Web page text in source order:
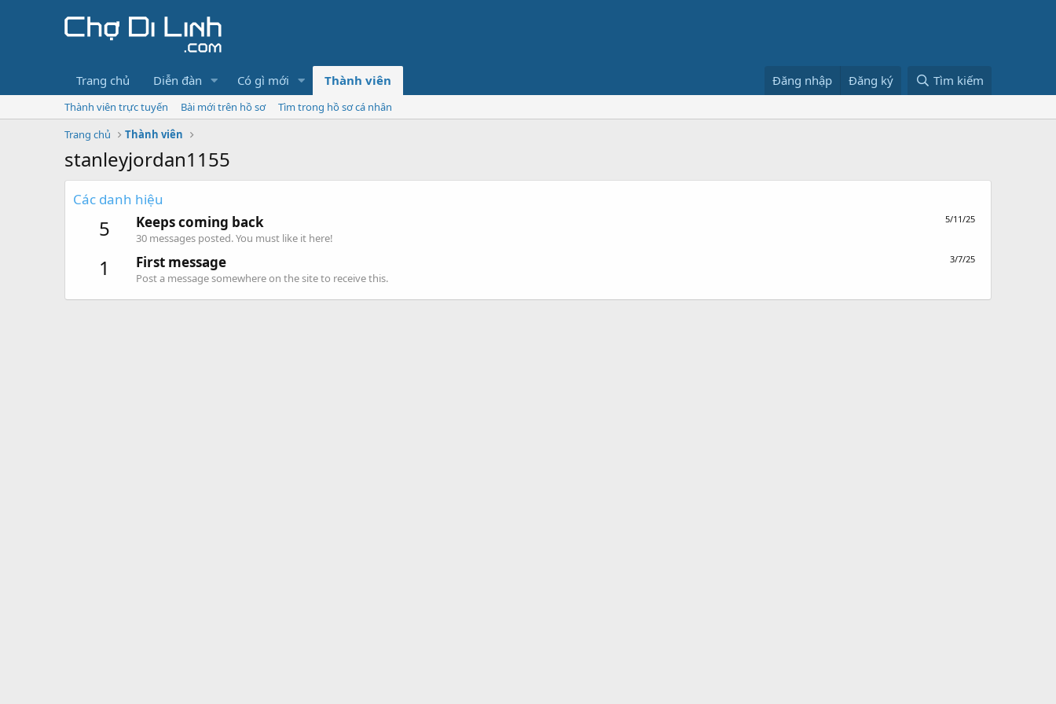
Trang chủ Diễn đàn Có gì mới Thành viên Đăng nhập Đăng ký Tìm kiếm
Thành viên trực tuyến Bài mới trên hồ sơ
Tìm trong hồ sơ cá nhân
Trang chủ
Thành viên
stanleyjordan1155
Các danh hiệu
5 5/11/25
Keeps coming back
30 messages posted. You must like it here!
1 3/7/25
First message
Post a message somewhere on the site to receive this.